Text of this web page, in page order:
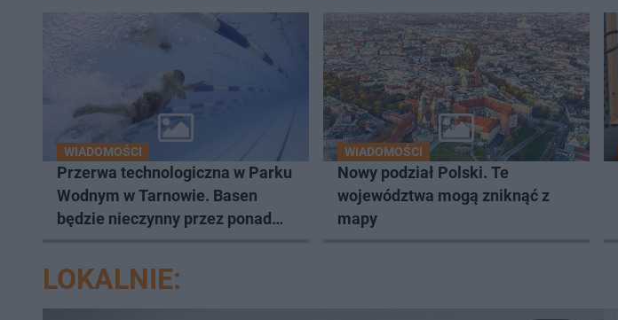
%
WIADOMOŚCI
Przerwa technologiczna w Parku
Wodnym w Tarnowie. Basen
będzie nieczynny przez ponad
WIADOMOŚCI
Nowy podział Polski. Te
województwa mogą zniknąć z
mapy
LOKALNIE: